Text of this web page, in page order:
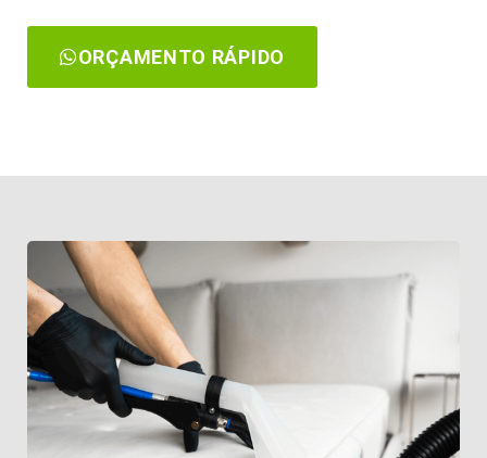
ORÇAMENTO RÁPIDO